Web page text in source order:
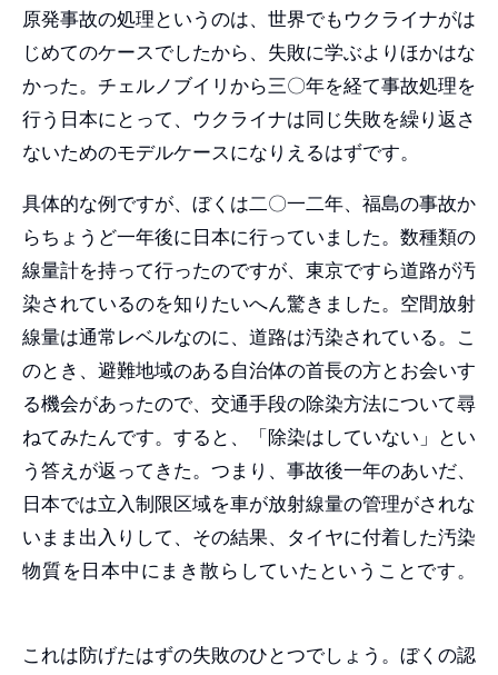
原発事故の処理というのは、世界でもウクライナがは
じめてのケースでしたから、失敗に学ぶよりほかはな
かった。チェルノブイリから三〇年を経て事故処理を
行う日本にとって、ウクライナは同じ失敗を繰り返さ
ないためのモデルケースになりえるはずです。
具体的な例ですが、ぼくは二〇一二年、福島の事故か
らちょうど一年後に日本に行っていました。数種類の
線量計を持って行ったのですが、東京ですら道路が汚
染されているのを知りたいへん驚きました。空間放射
線量は通常レベルなのに、道路は汚染されている。こ
のとき、避難地域のある自治体の首長の方とお会いす
る機会があったので、交通手段の除染方法について尋
ねてみたんです。すると、「除染はしていない」とい
う答えが返ってきた。つまり、事故後一年のあいだ、
日本では立入制限区域を車が放射線量の管理がされな
いまま出入りして、その結果、タイヤに付着した汚染
物質を日本中にまき散らしていたということです。
これは防げたはずの失敗のひとつでしょう。ぼくの認